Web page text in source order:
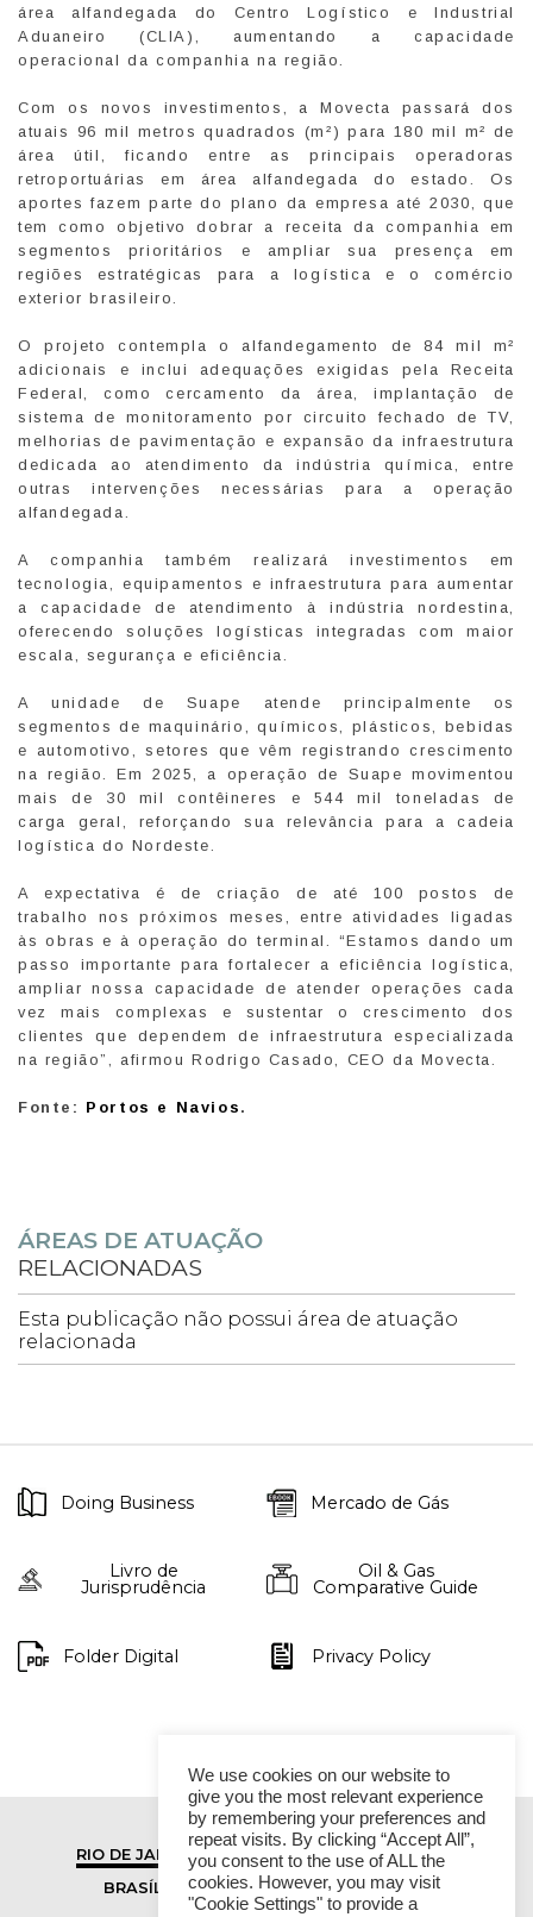
área alfandegada do Centro Logístico e Industrial
Aduaneiro (CLIA), aumentando a capacidade
operacional da companhia na região.
Com os novos investimentos, a Movecta passará dos
atuais 96 mil metros quadrados (m²) para 180 mil m² de
área útil, ficando entre as principais operadoras
retroportuárias em área alfandegada do estado. Os
aportes fazem parte do plano da empresa até 2030, que
tem como objetivo dobrar a receita da companhia em
segmentos prioritários e ampliar sua presença em
regiões estratégicas para a logística e o comércio
exterior brasileiro.
O projeto contempla o alfandegamento de 84 mil m²
adicionais e inclui adequações exigidas pela Receita
Federal, como cercamento da área, implantação de
sistema de monitoramento por circuito fechado de TV,
melhorias de pavimentação e expansão da infraestrutura
dedicada ao atendimento da indústria química, entre
outras intervenções necessárias para a operação
alfandegada.
A companhia também realizará investimentos em
tecnologia, equipamentos e infraestrutura para aumentar
a capacidade de atendimento à indústria nordestina,
oferecendo soluções logísticas integradas com maior
escala, segurança e eficiência.
A unidade de Suape atende principalmente os
segmentos de maquinário, químicos, plásticos, bebidas
e automotivo, setores que vêm registrando crescimento
na região. Em 2025, a operação de Suape movimentou
mais de 30 mil contêineres e 544 mil toneladas de
carga geral, reforçando sua relevância para a cadeia
logística do Nordeste.
A expectativa é de criação de até 100 postos de
trabalho nos próximos meses, entre atividades ligadas
às obras e à operação do terminal. “Estamos dando um
passo importante para fortalecer a eficiência logística,
ampliar nossa capacidade de atender operações cada
vez mais complexas e sustentar o crescimento dos
clientes que dependem de infraestrutura especializada
na região”, afirmou Rodrigo Casado, CEO da Movecta.
Fonte: Portos e Navios .
ÁREAS DE ATUAÇÃO
RELACIONADAS
Esta publicação não possui área de atuação
relacionada
Doing Business Mercado de Gás
Livro de
Jurisprudência
Oil & Gas
Comparative Guide
Folder Digital Privacy Policy
RIO DE JANEIRO
SÃO PAULO
BRASÍLIA
VITÓRIA
We use cookies on our website to
give you the most relevant experience
by remembering your preferences and
repeat visits. By clicking “Accept All”,
you consent to the use of ALL the
cookies. However, you may visit
"Cookie Settings" to provide a